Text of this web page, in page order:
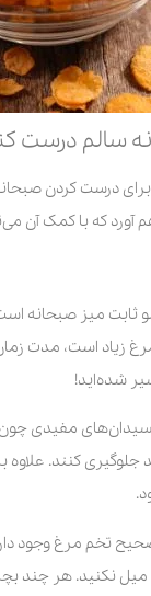
سالم درست
درست کردن
آورد که با کمک آن
میز صبحانه است.
زیاد است، مدت
شده‌اید!
مفیدی چون
کنند.
تخم مرغ وجود
نکنید. هر چند